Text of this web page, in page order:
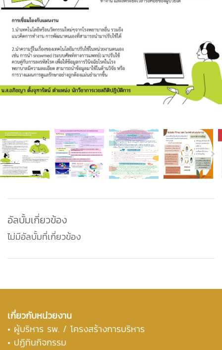
อัลบั้มเกี่ยวข้อง
ไม่มีอัลบั้มที่เกี่ยวข้อง
เกี่ยวกับหน่วยงาน
• ผู้บริหาร รพ. / โครงสร้างการบริหาร
• ปฏิทินกิจกรรม